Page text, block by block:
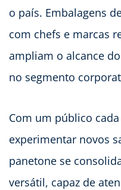
o país. Embalagens
com chefs e marcas
ampliam o alcance
no segmento
Com um público
experimentar novos
panetone se
versátil, capaz de